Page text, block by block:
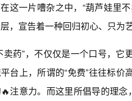
这一片嘈杂之中，“葫芦娃里
，宣告着一种回归初心、只为
卖药”，不仅仅是一个口号，
台上，所谓的“免费”往往标
注意力。而这里所倡导的理